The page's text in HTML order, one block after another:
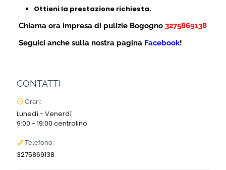
Ottieni la prestazione richiesta.
Chiama ora impresa di pulizie Bogogno 3275869138
Seguici anche sulla nostra pagina Facebook!
CONTATTI
Orari:
Lunedì - Venerdì
9:00 - 19:00 centralino
Telefono:
3275869138